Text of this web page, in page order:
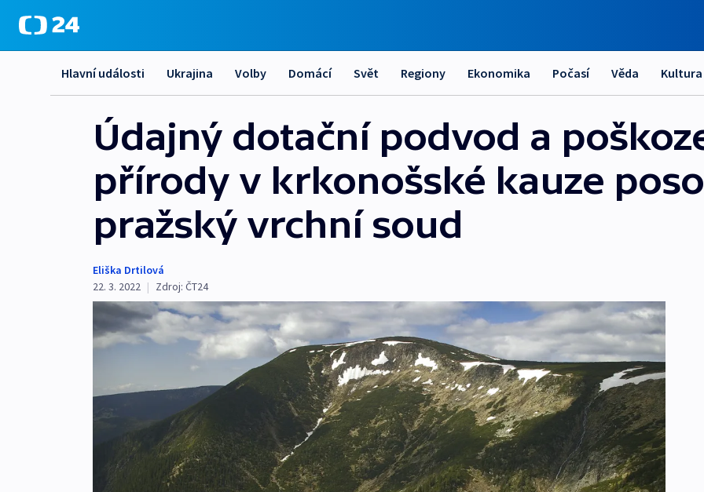
Hlavní události Ukrajina Volby Domácí Svět Regiony Ekonomika Počasí Věda Kultura
Údajný dotační podvod a
přírody v krkonošské kauze
pražský vrchní soud
Eliška Drtilová
22. 3. 2022 | Zdroj: ČT24